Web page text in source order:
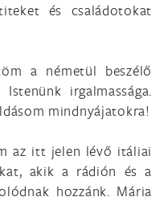
és családotokat
a németül beszélő
irgalmassága.
mindnyájatokra!
az itt jelen lévő itáliai
akik a rádión és a
hozzánk. Mária